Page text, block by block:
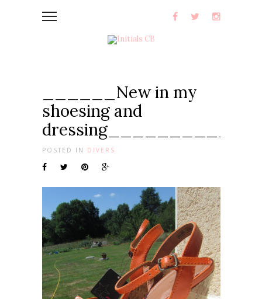
______New in my
shoesing and
dressing___________
POSTED IN DIVERS